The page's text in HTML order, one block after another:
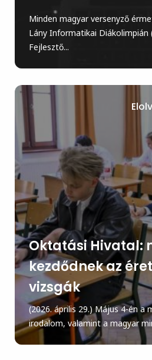
Minden magyar versenyző
Lány Informatikai Diákolimpián
Fejlesztő...
Oktatási Hivatal:
kezdődnek az
vizsgák
(2026. április 29.) Május 4-én a
irodalom, valamint a magyar